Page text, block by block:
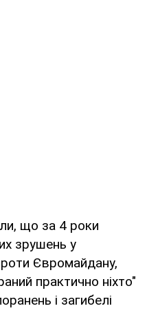
що за 4 роки
зрушень у
Євромайдану,
практично ніхто"
і загибелі